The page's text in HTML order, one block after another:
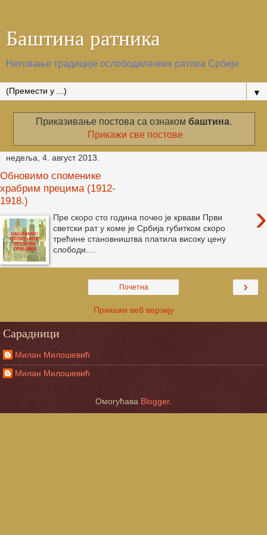
Баштина ратника
Неговање традиције ослободилачких ратова Србије
▼
Приказивање постова са ознаком баштина.
Прикажи све постове
недеља, 4. август 2013.
Обновимо споменике
храбрим прецима (1912-
1918.)
›
Пре скоро сто година почео је крвави Први
светски рат у коме је Србија губитком скоро
трећине становништва платила високу цену
слободи....
›
Почетна
Прикажи веб верзију
Сарадници
Милан Милошевић
Милан Милошевић
Омогућава Blogger.